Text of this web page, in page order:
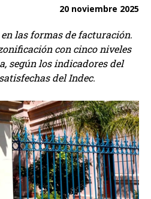
20 noviembre 2025
las formas de facturación.
con cinco niveles
según los indicadores del
del Indec.